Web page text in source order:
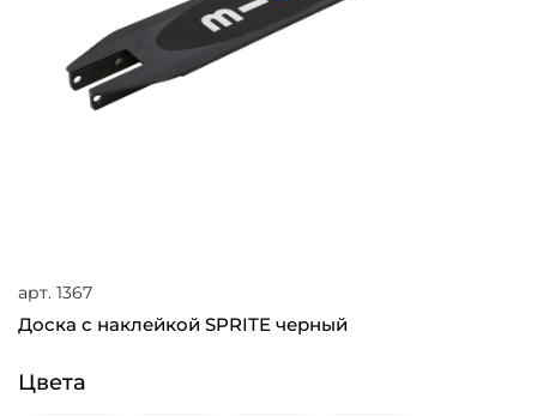
арт. 1367
Доска с наклейкой SPRITE черный
Цвета